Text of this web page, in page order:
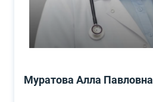
Муратова Алла Павловна